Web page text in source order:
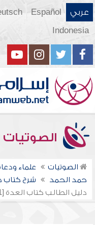
عربي Español
Indonesia
الصوتيات
الصوتيات علماء
حمد الحمد
شرح كتاب
دليل الطالب كتاب العدة [1]